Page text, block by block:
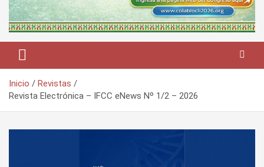
Inicio
Revistas
Revista Electrónica – IFCC eNews Nº 1/2 – 2026